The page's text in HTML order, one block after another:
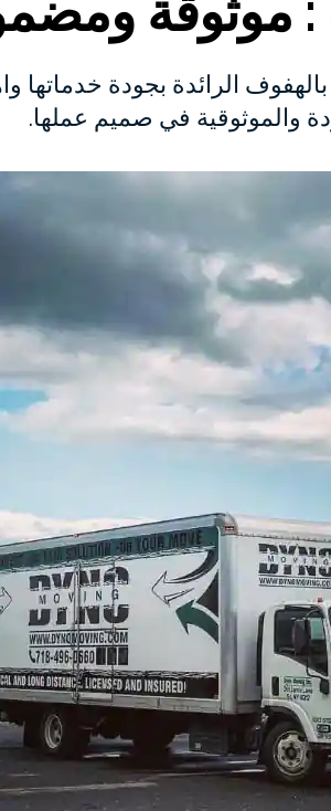
بالهفوف الرائدة بجودة خدماتها
والموثوقية في صميم عملها.